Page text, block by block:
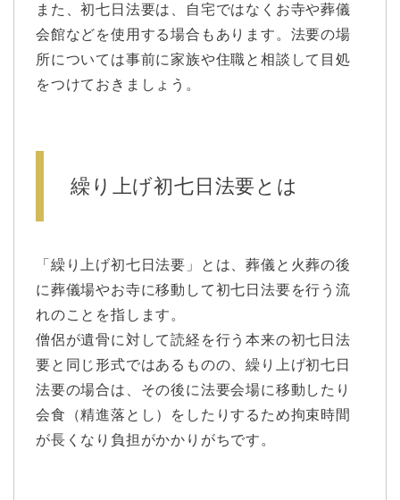
また、初七日法要は、自宅ではなくお寺や葬儀
会館などを使用する場合もあります。法要の場
所については事前に家族や住職と相談して目処
をつけておきましょう。
繰り上げ初七日法要とは
「繰り上げ初七日法要」とは、葬儀と火葬の後
に葬儀場やお寺に移動して初七日法要を行う流
れのことを指します。
僧侶が遺骨に対して読経を行う本来の初七日法
要と同じ形式ではあるものの、繰り上げ初七日
法要の場合は、その後に法要会場に移動したり
会食（精進落とし）をしたりするため拘束時間
が長くなり負担がかかりがちです。